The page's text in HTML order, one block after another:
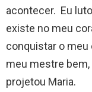
acontecer. Eu
existe no meu
conquistar o meu
meu mestre
projetou Maria.